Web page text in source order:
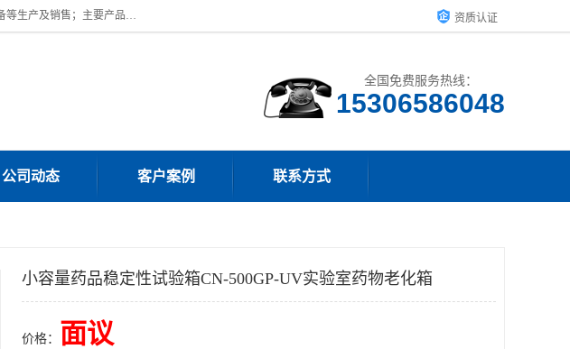
上海川纳实验仪器有限公司成立于2023年，注册地位于上海市奉贤区。经营范围包括：实验分析仪器、仪器仪表、通讯设备等生产及销售；主要产品有：全自动微量分液仪，一体化蒸馏仪，氟化物蒸馏仪，培养箱干燥箱，人工气候箱，生化培养箱，二氧化碳培养箱，厌氧培养箱，三气培养箱，光照培养箱等。 资质认证
全国免费服务热线：
15306586048
公司动态 客户案例 联系方式
小容量药品稳定性试验箱CN-500GP-UV实验室药物老化箱
价格： 面议